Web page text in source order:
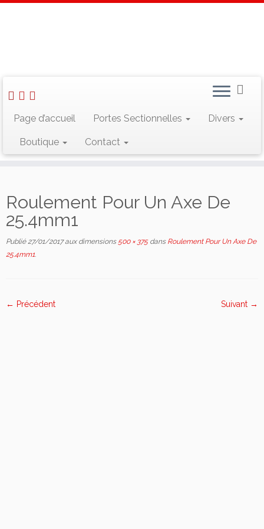
content
Page d’accueil Portes Sectionnelles Divers
Boutique Contact
Rechercher :
Suivez-nous sur Facebook
Roulement Pour Un Axe De
25.4mm1
Publié 27/01/2017aux dimensions500 × 375dansRoulement Pour Un Axe De
25.4mm1.
← Précédent Suivant →